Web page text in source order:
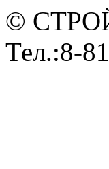
©
Тел.:8-